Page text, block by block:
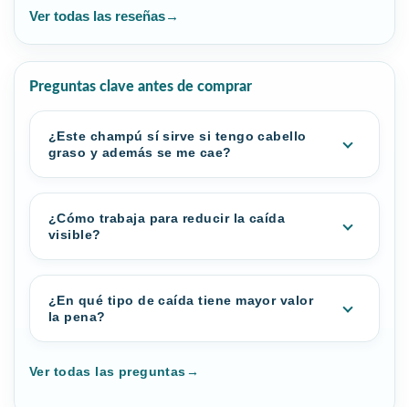
Ver todas las reseñas→
Preguntas clave antes de comprar
¿Este champú sí sirve si tengo cabello
graso y además se me cae?
¿Cómo trabaja para reducir la caída
visible?
¿En qué tipo de caída tiene mayor valor
la pena?
Ver todas las preguntas→